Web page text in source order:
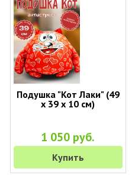
Подушка "Кот Лаки" (49
х 39 х 10 см)
1 050 руб.
Купить